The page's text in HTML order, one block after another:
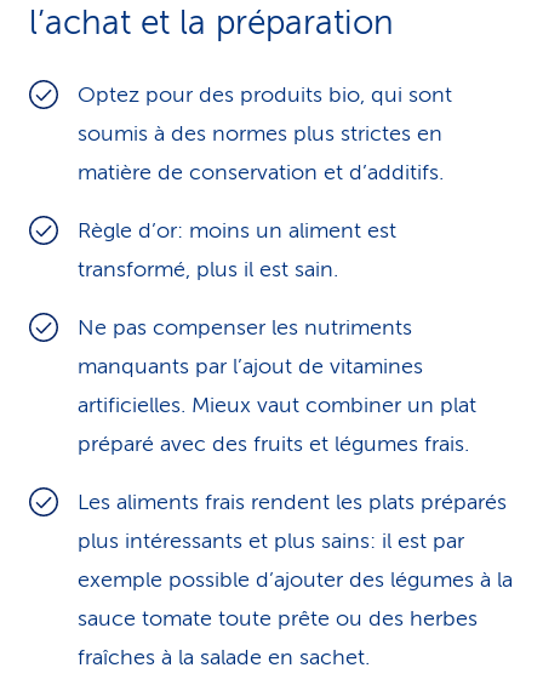
l’achat et la préparation
Optez pour des produits bio, qui sont
soumis à des normes plus strictes en
matière de conservation et d’additifs.
Règle d’or: moins un aliment est
transformé, plus il est sain.
Ne pas compenser les nutriments
manquants par l’ajout de vitamines
artificielles. Mieux vaut combiner un plat
préparé avec des fruits et légumes frais.
Les aliments frais rendent les plats préparés
plus intéressants et plus sains: il est par
exemple possible d’ajouter des légumes à la
sauce tomate toute prête ou des herbes
fraîches à la salade en sachet.